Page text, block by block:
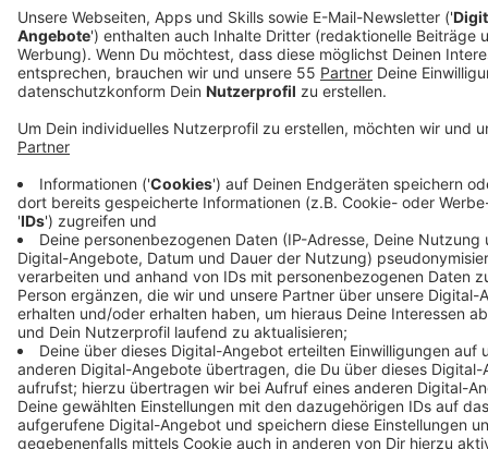
jetzt nicht mehr nötig. Bis morgen Abend soll die
Strecke komplett frei sein - das gilt dann auch für die
Verbindungen zur A46. Die Sanierung der A59 in
Fahrtrichtung Düsseldorf ist nach aktuellem Stand ab
Herbst geplant.
Die Städte Haan und Velbert hoffen auf Fördergelder
vom Bund, um ihre Schwimmbäder zu sanieren. Der
Deutsche Bundestag hat insgesamt 250 Millionen
Euro für die Sanierung von Schwimmbädern
bereitgestellt. An dem Programm wollen die Stadt
Haan mit ihrem städtischen Hallenbad und die Stadt
Velbert mit dem Panoramabad in Neviges teilnehmen.
Beim Bundesprogramm "Sanierung kommunaler
Sportstätten" waren zuletzt mehrere Projekte aus